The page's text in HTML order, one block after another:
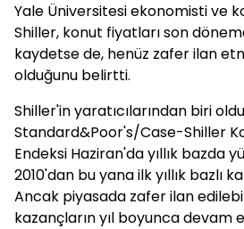
Yale Üniversitesi ekonomisti ve
Shiller, konut fiyatları son
kaydetse de, henüz zafer ilan
olduğunu belirtti.
Shiller'in yaratıcılarından biri
Standard&Poor's/Case-Shiller
Endeksi Haziran'da yıllık bazda
2010'dan bu yana ilk yıllık bazlı
Ancak piyasada zafer ilan
kazançların yıl boyunca devam